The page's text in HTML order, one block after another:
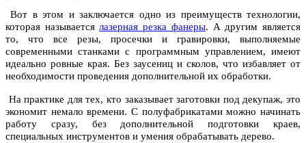
Вот в этом и заключается одно из преимуществ технологии,
которая называетсялазерная резка фанеры. А другим является
то, что все резы, просечки и гравировки, выполняемые
современными станками с программным управлением, имеют
идеально ровные края. Без заусениц и сколов, что избавляет от
необходимости проведения дополнительной их обработки.
На практике для тех, кто заказывает заготовки под декупаж, это
экономит немало времени. С полуфабрикатами можно начинать
работу сразу, без дополнительной подготовки краев,
специальных инструментов и умения обрабатывать дерево.